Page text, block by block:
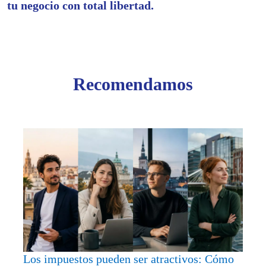
tu negocio con total libertad.
Recomendamos
ser
Cómo
los
Los impuestos pueden ser atractivos: Cómo